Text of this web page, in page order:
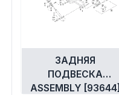
ЗАДНЯЯ
ПОДВЕСКА
ASSEMBLY [93644]